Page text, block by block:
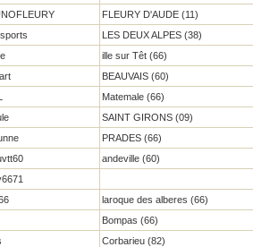
FLEURY D'AUDE (11)
LES DEUX ALPES (38)
ille sur Têt (66)
BEAUVAIS (60)
Matemale (66)
SAINT GIRONS (09)
PRADES (66)
andeville (60)
laroque des alberes (66)
Bompas (66)
Corbarieu (82)